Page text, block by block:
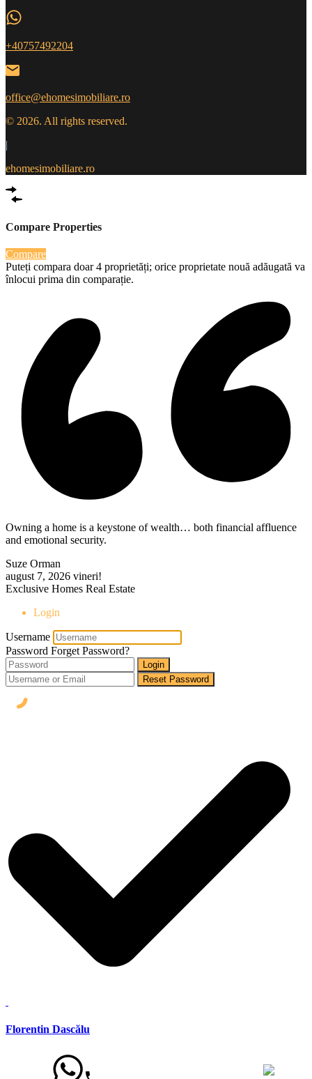
+40757492204
office@ehomesimobiliare.ro
© 2026. All rights reserved.
|
ehomesimobiliare.ro
Compare Properties
Compare
Puteți compara doar 4 proprietăți; orice proprietate nouă adăugată va
înlocui prima din comparație.
Owning a home is a keystone of wealth… both financial affluence
and emotional security.
Suze Orman
august 7, 2026 vineri!
Exclusive Homes Real Estate
Login
Username
Password Forget Password?
Login
Reset Password
Florentin Dascălu